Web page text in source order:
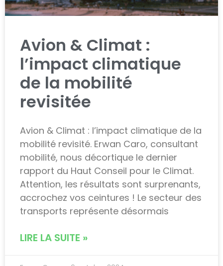
Avion & Climat :
l’impact climatique
de la mobilité
revisitée
Avion & Climat : l’impact climatique de la
mobilité revisité. Erwan Caro, consultant
mobilité, nous décortique le dernier
rapport du Haut Conseil pour le Climat.
Attention, les résultats sont surprenants,
accrochez vos ceintures ! Le secteur des
transports représente désormais
LIRE LA SUITE »